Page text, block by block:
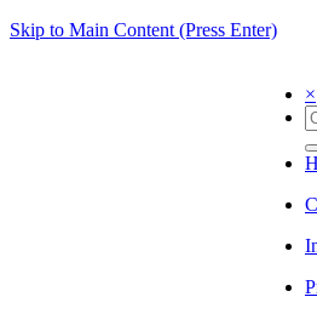
Skip to Main Content (Press Enter)
×